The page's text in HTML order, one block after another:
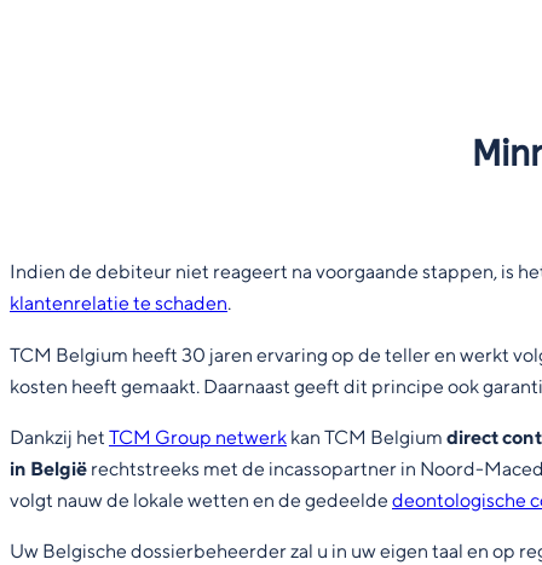
Indien de debiteur niet reageert na voorgaande stappen, is
klantenrelatie te schaden.
TCM Belgium heeft 30 jaren ervaring op de teller en werkt
kosten heeft gemaakt. Daarnaast geeft dit principe ook
Dankzij het TCM Group netwerk kan TCM Belgium direct
in België rechtstreeks met de incassopartner in Noord-
volgt nauw de lokale wetten en de gedeelde deontologische
Uw Belgische dossierbeheerder zal u in uw eigen taal en op